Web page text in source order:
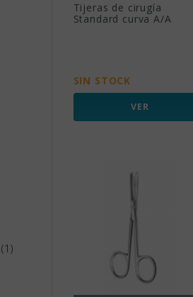
(1)
Tijeras de cirugía
Standard curva A/A
SIN STOCK
VER